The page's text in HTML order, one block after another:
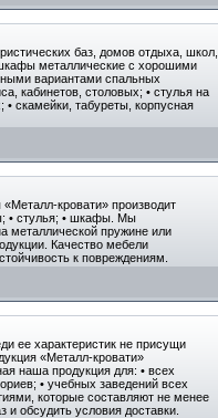
баз, домов отдыха, школ,
металлические с хорошими
вариантами спальных
кабинетов, столовых; • стулья на
скамейки, табуреты, корпусная
кровати» производит
• стулья; • шкафы. Мы
металлической пружине или
Качество мебели
к повреждениям.
ее характеристик не присущи
«Металл-кровати»
наша продукция для: • всех
• учебных заведений всех
которые составляют не менее
обсудить условия доставки.